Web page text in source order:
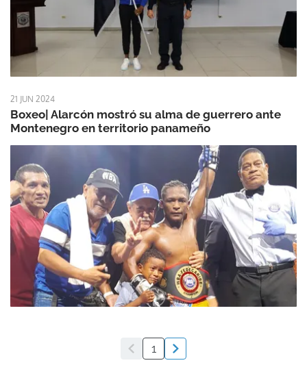
21 JUN 2024
Boxeo| Alarcón mostró su alma de guerrero ante
Montenegro en territorio panameño
1